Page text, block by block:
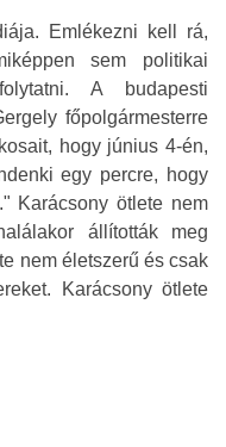
Emlékezni kell rá,
sem politikai
A budapesti
főpolgármesterre
hogy június 4-én,
egy percre, hogy
Karácsony ötlete nem
állították meg
nem életszerű és csak
Karácsony ötlete